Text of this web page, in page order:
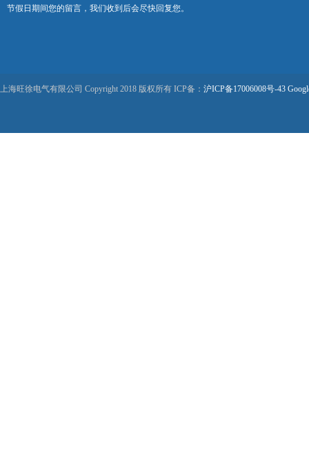
节假日期间您的留言，我们收到后会尽快回复您。
上海旺徐电气有限公司 Copyright 2018 版权所有 ICP备： 沪ICP备17006008号-43